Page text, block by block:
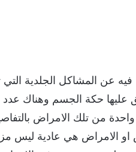
فيه عن المشاكل الجلدية
عليها حكة الجسم وهناك
من تلك الامراض
او الامراض هي عادية